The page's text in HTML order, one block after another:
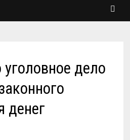
дело
денег